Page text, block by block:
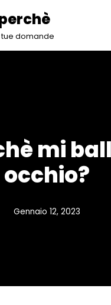
tue domande
mi
occhio?
Gennaio 12, 2023